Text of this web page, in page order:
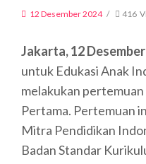
12 Desember 2024 416
Jakarta, 12
untuk Edukasi Anak
melakukan
Pertama. Pertemuan
Mitra Pendidikan
Badan Standar